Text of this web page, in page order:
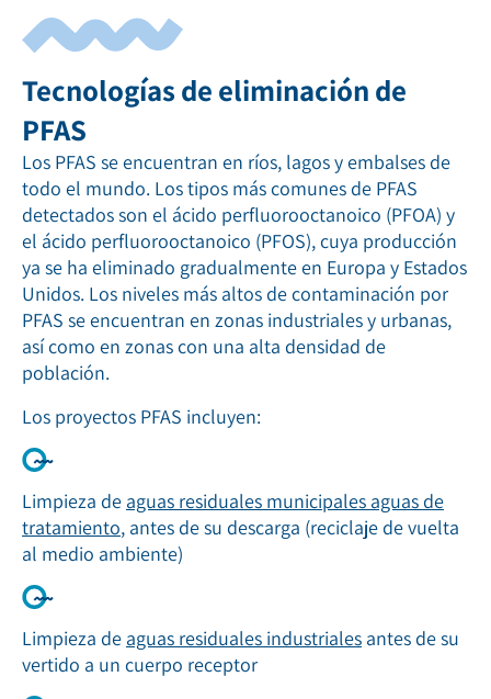
Tecnologías de eliminación de
PFAS
Los PFAS se encuentran en ríos, lagos y embalses de
todo el mundo. Los tipos más comunes de PFAS
detectados son el ácido perfluorooctanoico (PFOA) y
el ácido perfluorooctanoico (PFOS), cuya producción
ya se ha eliminado gradualmente en Europa y Estados
Unidos. Los niveles más altos de contaminación por
PFAS se encuentran en zonas industriales y urbanas,
así como en zonas con una alta densidad de
población.
Los proyectos PFAS incluyen:
Limpieza de aguas residuales municipales aguas de
tratamiento, antes de su descarga (reciclaje de vuelta
al medio ambiente)
Limpieza de aguas residuales industriales antes de su
vertido a un cuerpo receptor